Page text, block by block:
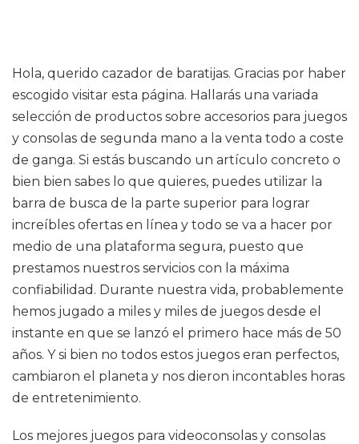
Hola, querido cazador de baratijas. Gracias por haber
escogido visitar esta página. Hallarás una variada
selección de productos sobre accesorios para juegos
y consolas de segunda mano a la venta todo a coste
de ganga. Si estás buscando un artículo concreto o
bien bien sabes lo que quieres, puedes utilizar la
barra de busca de la parte superior para lograr
increíbles ofertas en línea y todo se va a hacer por
medio de una plataforma segura, puesto que
prestamos nuestros servicios con la máxima
confiabilidad. Durante nuestra vida, probablemente
hemos jugado a miles y miles de juegos desde el
instante en que se lanzó el primero hace más de 50
años. Y si bien no todos estos juegos eran perfectos,
cambiaron el planeta y nos dieron incontables horas
de entretenimiento.
Los mejores juegos para videoconsolas y consolas